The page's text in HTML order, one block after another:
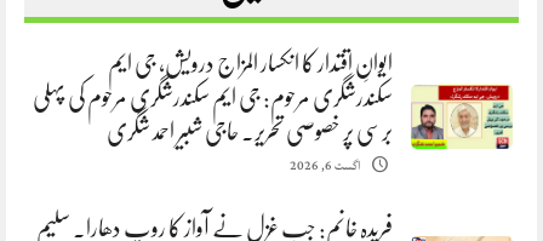
ایوانِ اقتدار کا انکسار المزاج درویش، جی ایم
سکندرشگری مرحوم: جی ایم سکندرشگری مرحوم کی پہلی
برسی پر خصوصی تحریر. حاجی شبیر احمد شگری
اگست 6, 2026
فریدہ خانم: جب غزل نے آواز کا روپ دھارا. سلیم